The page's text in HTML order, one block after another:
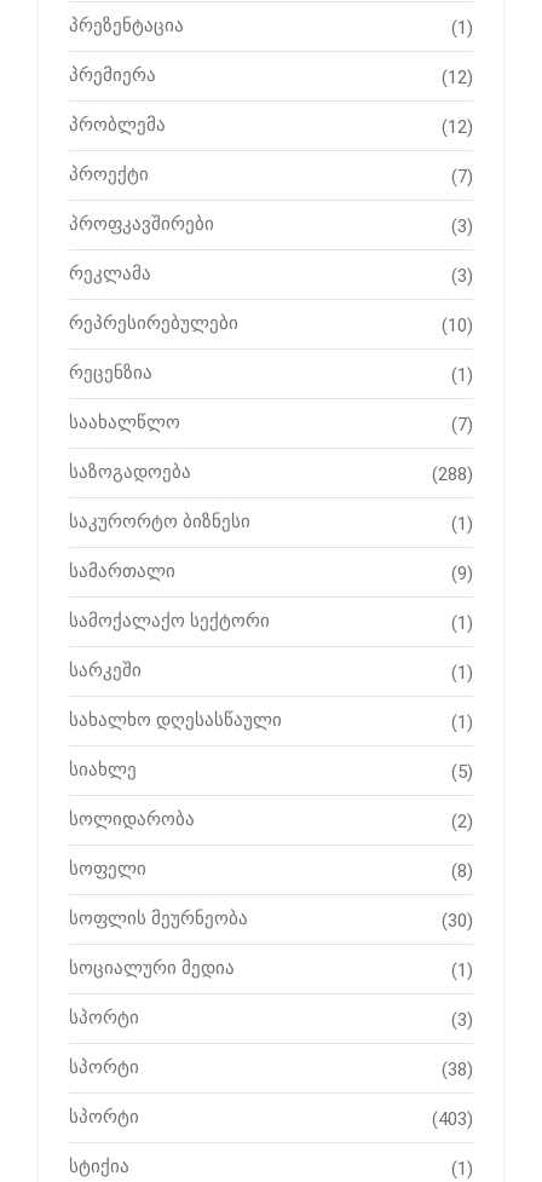
პრეზენტაცია (1)
პრემიერა (12)
პრობლემა (12)
პროექტი (7)
პროფკავშირები (3)
რეკლამა (3)
რეპრესირებულები (10)
რეცენზია (1)
საახალწლო (7)
საზოგადოება (288)
საკურორტო ბიზნესი (1)
სამართალი (9)
სამოქალაქო სექტორი (1)
სარკეში (1)
სახალხო დღესასწაული (1)
სიახლე (5)
სოლიდარობა (2)
სოფელი (8)
სოფლის მეურნეობა (30)
სოციალური მედია (1)
სპორტი (3)
სპორტი (38)
სპორტი (403)
სტიქია (1)